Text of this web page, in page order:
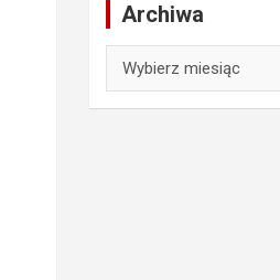
Archiwa